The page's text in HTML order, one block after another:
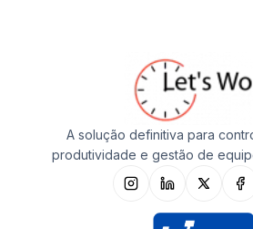
A solução definitiva para
produtividade e gestão de